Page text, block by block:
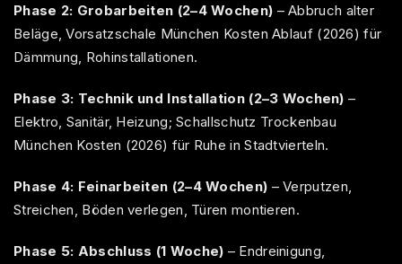
Phase 2: Grobarbeiten (2–4 Wochen) – Abbruch alter
Beläge,Vorsatzschale München Kosten Ablauf (2026) für
Dämmung, Rohinstallationen.
Phase 3: Technik und Installation (2–3 Wochen) –
Elektro, Sanitär, Heizung;Schallschutz Trockenbau
München Kosten (2026) für Ruhe in Stadtvierteln.
Phase 4: Feinarbeiten (2–4 Wochen) – Verputzen,
Streichen, Böden verlegen, Türen montieren.
Phase 5: Abschluss (1 Woche) – Endreinigung,